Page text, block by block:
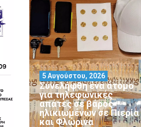
Συνελήφθη ένα άτομο
για τηλεφωνικές
απάτες σε βάρος
ηλικιωμένων σε Πιερία
και Φλώρινα
5 Αυγούστου, 2026